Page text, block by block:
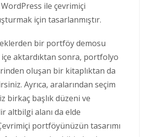
ile çevrimiçi
için tasarlanmıştır.
bir portföy demosu
içe aktardıktan sonra, portfolyo
oluşan bir kitaplıktan da
Ayrıca, aralarından seçim
birkaç başlık düzeni ve
altbilgi alanı da elde
portföyünüzün tasarımı